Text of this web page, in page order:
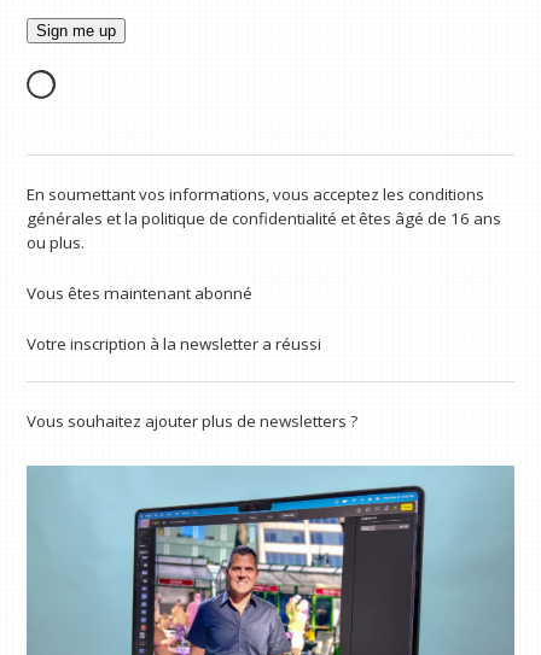
En soumettant vos informations, vous acceptez les conditions
générales et la politique de confidentialité et êtes âgé de 16 ans
ou plus.
Vous êtes maintenant abonné
Votre inscription à la newsletter a réussi
Vous souhaitez ajouter plus de newsletters ?